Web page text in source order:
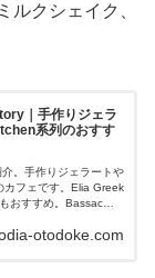
ルクシェイク、
｜手作りジェラ
系列のおすす
。手作りジェラートや
カフェです。Elia Greek
おすすめ。Bassac
otodoke.com